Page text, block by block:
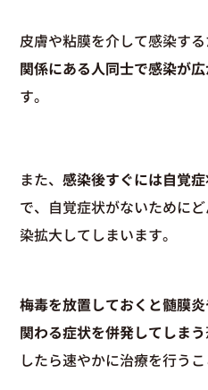
皮膚や粘膜を介して感染す
関係にある人同士で感染が
す。
また、感染後すぐには自覚
で、自覚症状がないために
染拡大してしまいます。
梅毒を放置しておくと髄膜
関わる症状を併発してしまう
したら速やかに治療を行うこ